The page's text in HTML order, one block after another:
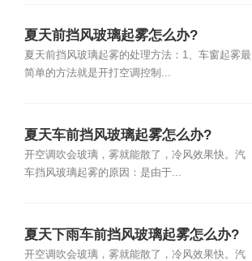
夏天前挡风玻璃起雾怎么办?
夏天前挡风玻璃起雾的处理方法：1、车窗起雾最
简单的方法就是开打空调控制...
夏天车前挡风玻璃起雾怎么办?
开空调吹会玻璃，雾就能散了，冷风效果快。汽
车挡风玻璃起雾的原因：是由于...
夏天下雨车前挡风玻璃起雾怎么办?
开空调吹会玻璃，雾就能散了，冷风效果快。汽